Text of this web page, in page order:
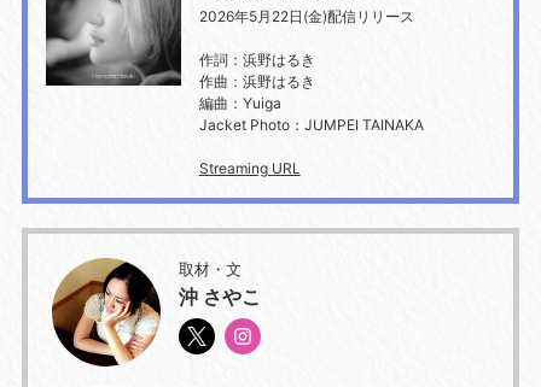
2026年5月22日(金)配信リリース
作詞：浜野はるき
作曲：浜野はるき
編曲：Yuiga
Jacket Photo：JUMPEI TAINAKA
Streaming URL
取材・文
沖 さやこ